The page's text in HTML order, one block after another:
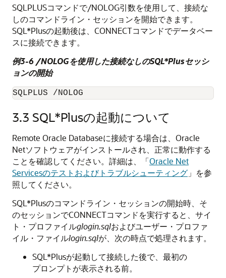
SQLPLUSコマンドで/NOLOG引数を使用して、接続な
しのコマンドライン・セッションを開始できます。
SQL*Plusの起動後は、CONNECTコマンドでデータベー
スに接続できます。
例3-6 /NOLOGを使用した接続なしのSQL*Plusセッシ
ョンの開始
SQLPLUS /NOLOG
3.3 SQL*Plusの起動について
Remote Oracle Databaseに接続する場合は、Oracle
Netソフトウェアがインストールされ、正常に動作する
ことを確認してください。詳細は、「Oracle Net
Servicesのテストおよびトラブルシューティング 」を参
照してください。
SQL*Plusのコマンドライン・セッションの開始時、そ
のセッションでCONNECTコマンドを実行すると、サイ
ト・プロファイルglogin.sqlおよびユーザー・プロファ
イル・ファイルlogin.sqlが、次の時点で処理されます。
SQL*Plusが起動して接続した後で、最初の
プロンプトが表示される前。